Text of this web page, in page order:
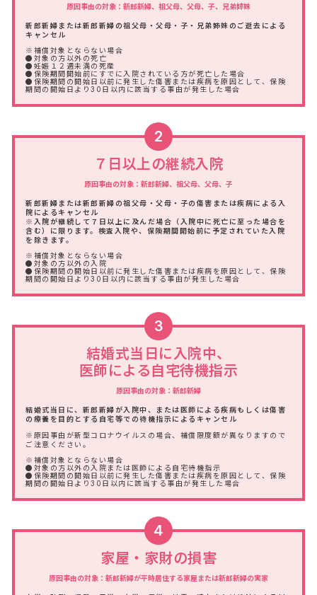
原因事由の対象：新郎新婦、祖父母、父母、子、兄弟姉妹
新郎新婦または新郎新婦の祖父母・父母・子・兄弟姉妹のご逝去による
キャンセル
※補償対象とならない場合
●対象の方以外の死亡
●妊娠１２週未満の死産
●保険期間開始前にすでに入院されている方が死亡した場合
●保険期間の開始日以前に発生した傷害または疾病を原因として、保険
期間の開始日より30日以内に該当する事由が発生した場合
2
７日以上の継続入院
原因事由の対象：新郎新婦、祖父母、父母、子
新郎新婦または新郎新婦の祖父母・父母・子の傷害または疾病による入
院によるキャンセル
※入院が継続して７日以上に及んだ場合（入院中に死亡に至った場合を
含む）に限ります。検査入院や、保険期間開始前に予定されていた入院
を除きます。
※補償対象とならない場合
●対象の方以外の入院
●保険期間の開始日以前に発生した傷害または疾病を原因として、保険
期間の開始日より30日以内に該当する事由が発生した場合
3
結婚式当日に入院中、
医師による自宅待機指示
原因事由の対象：新郎新婦
結婚式当日に、新郎新婦が入院中、または医師による疾病もしくは傷害
の療養を目的とする自宅等での待機指示によるキャンセル
※原因事由が新型コロナウイルスの場合、補償限度額が異なりますので
ご注意ください。
※補償対象とならない場合
●対象の方以外の入院または医師による自宅待機指示
●保険期間の開始日以前に発生した傷害または疾病を原因として、保険
期間の開始日より30日以内に該当する事由が発生した場合
4
家屋・家財の損害
原因事由の対象：新郎新婦が平時居住する家屋または新郎新婦の実家